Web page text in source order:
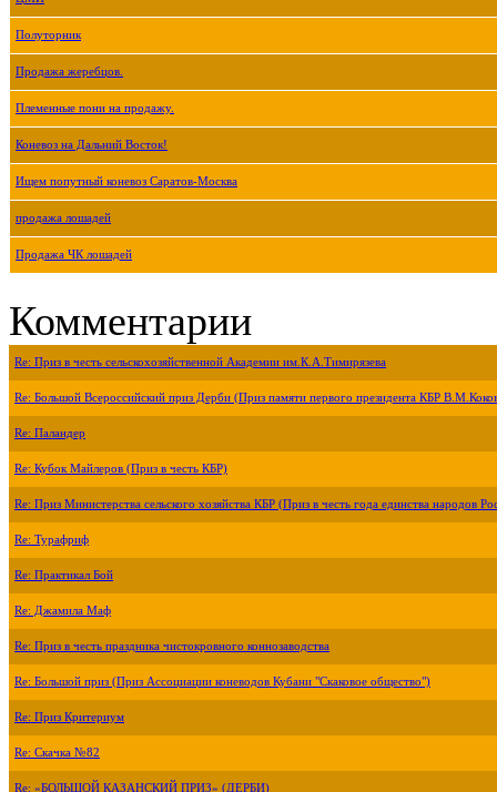
Полуторник
Продажа жеребцов.
Племенные пони на продажу.
Коневоз на Дальний Восток!
Ищем попутный коневоз Саратов-Москва
продажа лошадей
Продажа ЧК лошадей
Комментарии
Re: Приз в честь сельскохозяйственной Академии им.К.А.Тимирязева
Re: Большой Всероссийский приз Дерби (Приз памяти первого президента КБР
Re: Паландер
Re: Кубок Майлеров (Приз в честь КБР)
Re: Приз Министерства сельского хозяйства КБР (Приз в честь года единства народов
Re: Турафриф
Re: Практикал Бой
Re: Джамила Маф
Re: Приз в честь праздника чистокровного коннозаводства
Re: Большой приз (Приз Ассоциации коневодов Кубани "Скаковое общество")
Re: Приз Критериум
Re: Скачка №82
Re: «БОЛЬШОЙ КАЗАНСКИЙ ПРИЗ» (ДЕРБИ)